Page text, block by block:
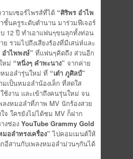
ามเซอร์ไพรส์ที่ได้ “ศิริพร อำไพ
ชั้นครูระดับตำนาน มาร่วมฟีเจอร์
12 ปี ทำเอาแฟนๆขนลุกทั้งท่อน
รวมไปถึงเสียงร้องที่มีเสน่ห์และ
อำไพพงษ์” ที่แฟนๆคิดถึง ส่วนอีก
หม่ “หนิ่งๆ คำพะนาง” จากค่าย
มอลำรุ่นใหม่ ที่ “เต๋า ภูศิลป์”
เป็นหมอลำน้องเล็ก ที่สดใส
ช้งาน และเข้าถึงคนรุ่นใหม่ จน
ลงหมอลำที่ภาพ MV นักร้องสวย
จ ใครยังไม่ได้ชม MV ก็ฝาก
งช่อง YouTube Grammy Gold
มอลำทรงเครื่อง” ไปคอมเมนต์ให้
อีสานกับเพลงหมอลำม่วนๆกันได้